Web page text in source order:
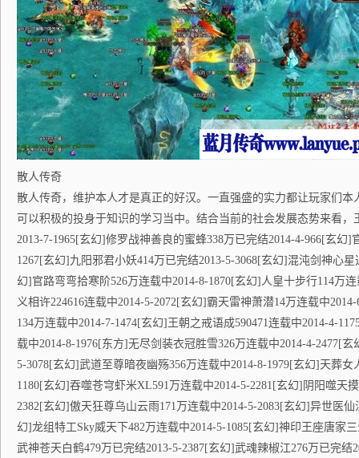
散人传奇
散人传奇，维护本人才是真正的好汉。一直强盛的实力都让玩家们
可以积极的投身于知识的学习当中。结合当前的社会发展态势来看，
2013-7-1965[玄幻]修罗战神善良的蜜蜂338万已完结2014-4-966[玄幻]
1267[玄幻]九阳邪君小妖414万已完结2013-5-3068[玄幻]混沌剑神心星
幻]官路弯弯拾寒阶526万连载中2014-8-1870[玄幻]人皇十步行114万
义相许224616连载中2014-5-2072[玄幻]霸天雷神萧潜14万连载中
134万连载中2014-7-1474[玄幻]王朝之戒语成590471连载中2014-4-
载中2014-8-1976[东方]无尽剑装衣冠胜雪326万连载中2014-4-2477[
5-3078[玄幻]武道至尊暗夜幽殇356万连载中2014-8-1979[玄幻]天葬女
1180[玄幻]吞噬苍穹虾米XL591万连载中2014-5-2281[玄幻]阴阳噬天
2382[玄幻]傲天狂尊乌山云雨171万连载中2014-5-2083[玄幻]异世医仙
幻]龙组特工Sky威天下482万连载中2014-5-1085[玄幻]神印王座唐家
武神苍天白鹤479万已完结2013-5-2387[玄幻]武魂辣椒江276万已完结